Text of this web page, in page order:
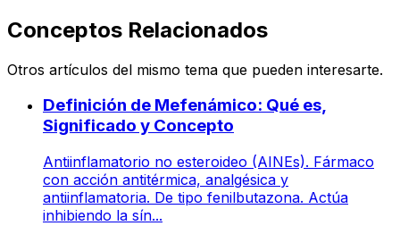
Conceptos Relacionados
Otros artículos del mismo tema que pueden interesarte.
Definición de Mefenámico: Qué es,
Significado y Concepto
Antiinflamatorio no esteroideo (AINEs). Fármaco
con acción antitérmica, analgésica y
antiinflamatoria. De tipo fenilbutazona. Actúa
inhibiendo la sín...